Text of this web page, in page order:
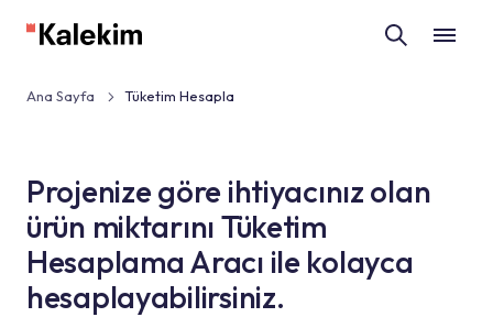
Ana Sayfa Tüketim Hesapla
Projenize göre ihtiyacınız olan
ürün miktarını Tüketim
Hesaplama Aracı ile kolayca
hesaplayabilirsiniz.